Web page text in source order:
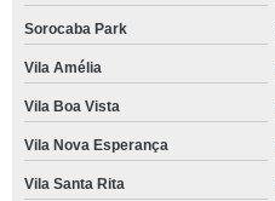
Sorocaba Park
Vila Amélia
Vila Boa Vista
Vila Nova Esperança
Vila Santa Rita